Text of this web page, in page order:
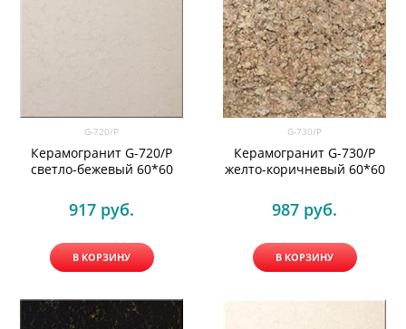
G-720/P
Керамогранит G-720/P
светло-бежевый 60*60
917 руб.
В КОРЗИНУ
G-730/P
Керамогранит G-730/P
желто-коричневый 60*60
987 руб.
В КОРЗИНУ